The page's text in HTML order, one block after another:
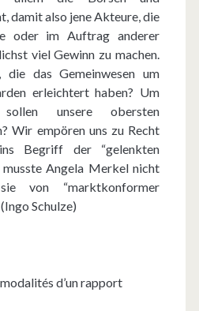
damit also jene Akteure, die
oder im Auftrag anderer
viel Gewinn zu machen.
das Gemeinwesen um
erleichtert haben? Um
unsere obersten
Wir empören uns zu Recht
Begriff der “gelenkten
musste Angela Merkel nicht
von “marktkonformer
Schulze)
d’un rapport